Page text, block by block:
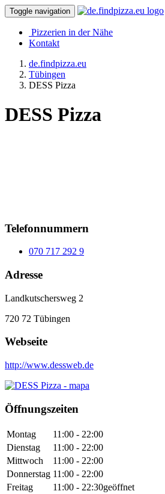
Toggle navigation
Pizzerien in der Nähe
Kontakt
de.findpizza.eu
Tübingen
DESS Pizza
DESS Pizza
Telefonnummern
070 717 292 9
Adresse
Landkutschersweg 2
720 72 Tübingen
Webseite
http://www.dessweb.de
Öffnungszeiten
Montag
11:00 - 22:00
Dienstag
11:00 - 22:00
Mittwoch
11:00 - 22:00
Donnerstag 11:00 - 22:00
Freitag
11:00 - 22:30geöffnet